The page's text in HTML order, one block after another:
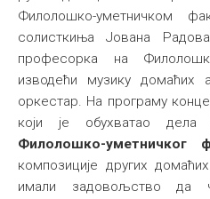
Филолошко-уметничком
солисткиња Јована
професорка на
изводећи музику домаћих
оркестар. На програму
који је обухватао дела
Филолошко-уметничког
композиције других
имали задовољство да